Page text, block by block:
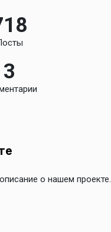
3
о нашем проекте.